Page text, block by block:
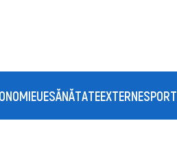
UESĂNĂTATEEXTERNESPORT